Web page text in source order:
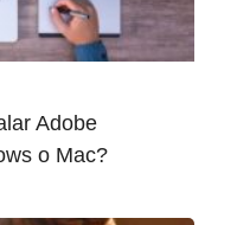
Adobe
o Mac?